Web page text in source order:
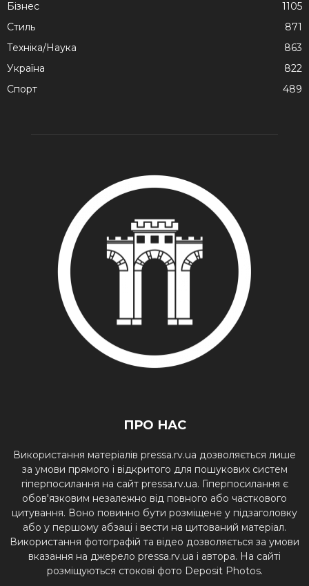
Бізнес
1105
Стиль
871
Техніка/Наука
863
Україна
822
Спорт
489
ПРО НАС
Використання матеріалів pressa.rv.ua дозволяється лише
за умови прямого і відкритого для пошукових систем
гіперпосилання на сайт pressa.rv.ua. Гіперпосилання є
обов'язковим незалежно від повного або часткового
цитування. Воно повинно бути розміщене у підзаголовку
або у першому абзаці і вести на цитований матеріал.
Використання фотографій та відео дозволяється за умови
вказання на джерело pressa.rv.ua і автора. На сайті
розміщуються стокові фото Deposit Photos.